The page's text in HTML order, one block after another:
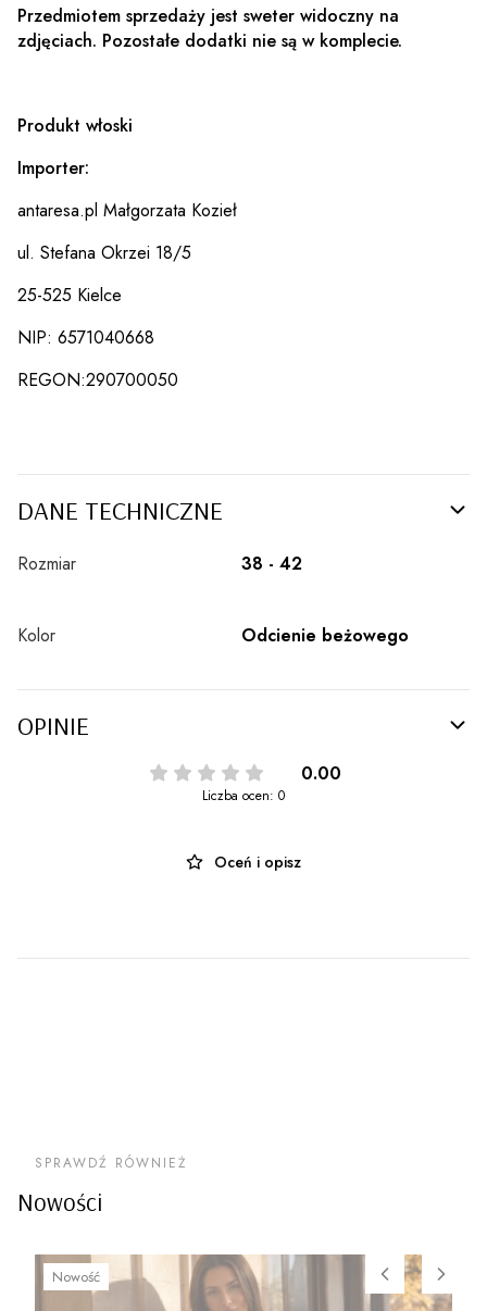
Przedmiotem sprzedaży jest sweter widoczny na
zdjęciach. Pozostałe dodatki nie są w komplecie.
Produkt włoski
Importer:
antaresa.pl Małgorzata Kozieł
ul. Stefana Okrzei 18/5
25-525 Kielce
NIP: 6571040668
REGON:290700050
DANE TECHNICZNE
Rozmiar 38 - 42
Kolor Odcienie beżowego
OPINIE
0.00
Liczba ocen: 0
Oceń i opisz
Nowości
SPRAWDŹ RÓWNIEŻ
Nowość